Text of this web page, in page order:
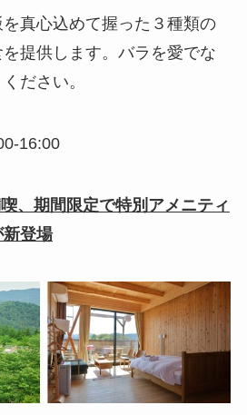
真心込めて握った３種類の
を提供します。バラを愛でな
ださい。
16:00
、期間限定で特別アメニティ
登場